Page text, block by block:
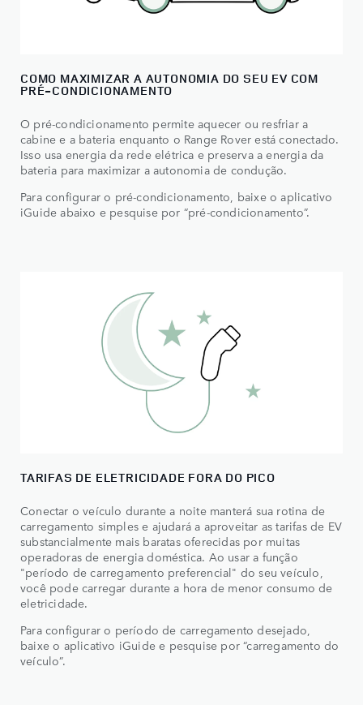
COMO MAXIMIZAR A AUTONOMIA DO SEU EV COM
PRÉ-CONDICIONAMENTO
O pré-condicionamento permite aquecer ou resfriar a
cabine e a bateria enquanto o Range Rover está conectado.
Isso usa energia da rede elétrica e preserva a energia da
bateria para maximizar a autonomia de condução.
Para configurar o pré-condicionamento, baixe o aplicativo
iGuide abaixo e pesquise por “pré-condicionamento”.
TARIFAS DE ELETRICIDADE FORA DO PICO
Conectar o veículo durante a noite manterá sua rotina de
carregamento simples e ajudará a aproveitar as tarifas de EV
substancialmente mais baratas oferecidas por muitas
operadoras de energia doméstica. Ao usar a função
"período de carregamento preferencial" do seu veículo,
você pode carregar durante a hora de menor consumo de
eletricidade.
Para configurar o período de carregamento desejado,
baixe o aplicativo iGuide e pesquise por “carregamento do
veículo”.